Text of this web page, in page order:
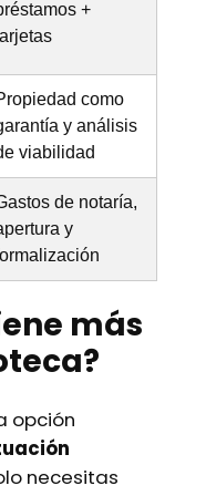
+
como
y análisis
viabilidad
de notaría,
y
más
opción
necesitas